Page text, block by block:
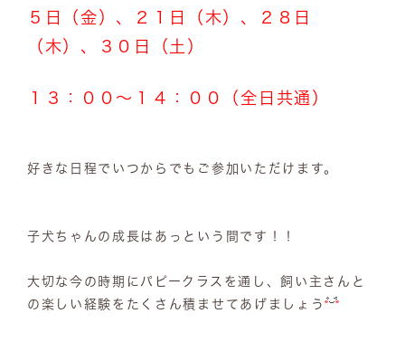
５日（金）、２１日（木）、２８日
（木）、３０日（土）
１３：００～１４：００（全日共通）
好きな日程でいつからでもご参加いただけます。
子犬ちゃんの成長はあっという間です！！
大切な今の時期にパピークラスを通し、飼い主さんと
の楽しい経験をたくさん積ませてあげましょう